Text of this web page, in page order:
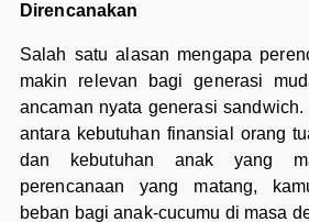
Direncanakan
Salah satu alasan mengapa
makin relevan bagi generasi
ancaman nyata generasi
antara kebutuhan finansial orang
dan kebutuhan anak yang
perencanaan yang matang,
beban bagi anak-cucumu di masa